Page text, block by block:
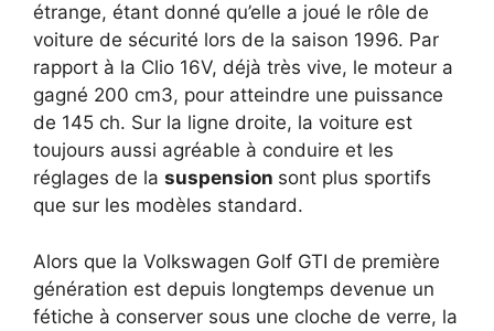
étrange, étant donné qu’elle a joué le rôle de
voiture de sécurité lors de la saison 1996. Par
rapport à la Clio 16V, déjà très vive, le moteur a
gagné 200 cm3, pour atteindre une puissance
de 145 ch. Sur la ligne droite, la voiture est
toujours aussi agréable à conduire et les
réglages de la suspension sont plus sportifs
que sur les modèles standard.
Alors que la Volkswagen Golf GTI de première
génération est depuis longtemps devenue un
fétiche à conserver sous une cloche de verre, la